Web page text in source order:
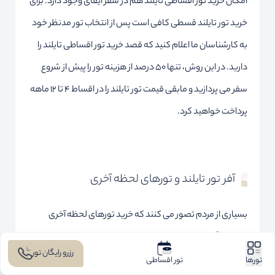
خرید تور تایلند قسطی کافی است پس از انتخاب تور مدنظر خود
به کارشناسان ما اعلام کنید که قصد خرید تور اقساطی تایلند را
دارید. در این روش، تنها 50 درصد از هزینه تور را پیش از شروع
سفر می پردازید و مابقی قیمت تور تایلند را در اقساط 4 تا 12 ماهه
پرداخت خواهید کرد.
آفر تور تایلند و تورهای لحظه آخری
بسیاری از مردم تصور می کنند که خرید تورهای لحظه آخری
همیشه گزینه هایی مقرون به صرفه هستند اما باید بدانید که در
مورد تایلند، این طور نیست. خرید تور لحظه آخری تایلند به دلیلتورها تور اقساطی
رزرو رایگان تور